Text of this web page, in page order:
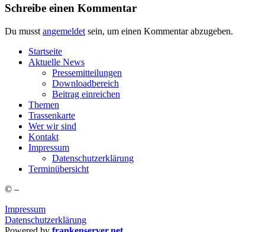
Schreibe einen Kommentar
Du musst angemeldet sein, um einen Kommentar abzugeben.
Start­sei­te
Aktu­el­le News
Pres­se­mit­tei­lun­gen
Down­load­be­reich
Bei­trag einreichen
The­men
Tras­sen­kar­te
Wer wir sind
Kon­takt
Impres­sum
Daten­schutz­er­klä­rung
Ter­min­über­sicht
© –
Impressum
Datenschutzerklärung